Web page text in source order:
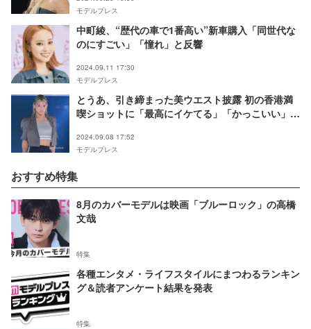
モデルプレス
中町綾、“歴代の車で1番高い”新車購入「同世代な
のにすごい」「憧れ」と反響
2024.09.11 17:30
モデルプレス
とうあ、引き締まった美ウエスト披露 初の香港満
喫ショットに「最高にイケてる」「かっこいい」の
2024.09.08 17:52
モデルプレス
おすすめ特集
8月のカバーモデルは映画「ブルーロック」の高橋
文哉
特集
各種エンタメ・ライフスタイルにまつわるランキン
グ＆読者アンケート結果を発表
特集